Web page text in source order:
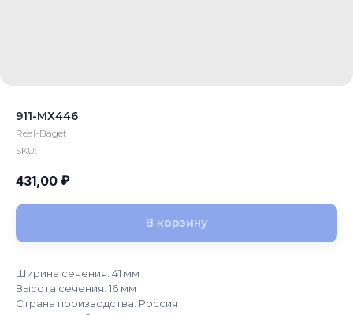
911-МХ446
Real-Baget
SKU:
431,00 ₽
В корзину
Ширина сечения: 41 мм
Высота сечения: 16 мм
Страна производства: Россия